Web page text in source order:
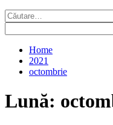
Caută
după:
Home
2021
octombrie
Lună: